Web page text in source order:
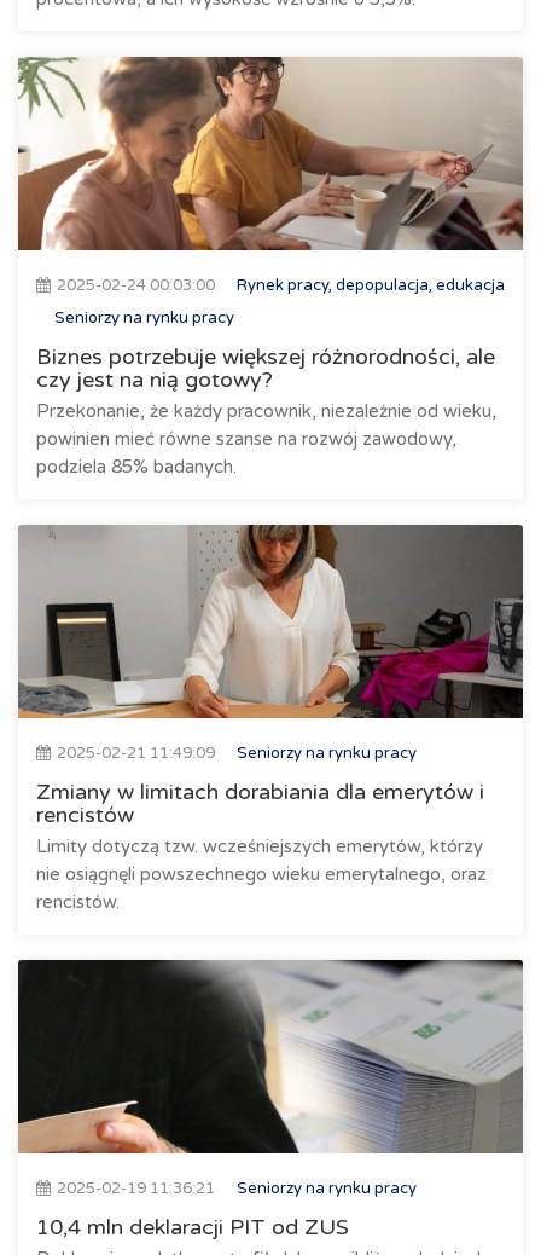
2025-02-24 00:03:00
Rynek pracy, depopulacja, edukacja
Seniorzy na rynku pracy
Biznes potrzebuje większej różnorodności, ale
czy jest na nią gotowy?
Przekonanie, że każdy pracownik, niezależnie od wieku,
powinien mieć równe szanse na rozwój zawodowy,
podziela 85% badanych.
2025-02-21 11:49:09 Seniorzy na rynku pracy
Zmiany w limitach dorabiania dla emerytów i
rencistów
Limity dotyczą tzw. wcześniejszych emerytów, którzy
nie osiągnęli powszechnego wieku emerytalnego, oraz
rencistów.
2025-02-19 11:36:21 Seniorzy na rynku pracy
10,4 mln deklaracji PIT od ZUS